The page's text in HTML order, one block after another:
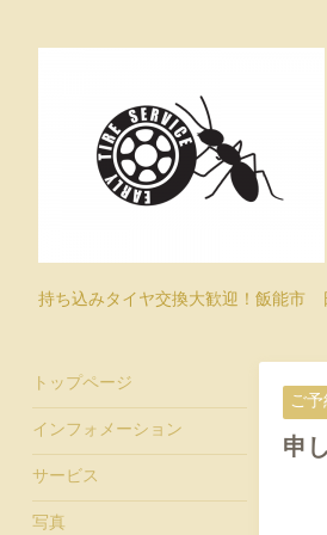
持ち込みタイヤ交換大歓迎！飯能市
ご
申
トップページ
インフォメーション
サービス
写真